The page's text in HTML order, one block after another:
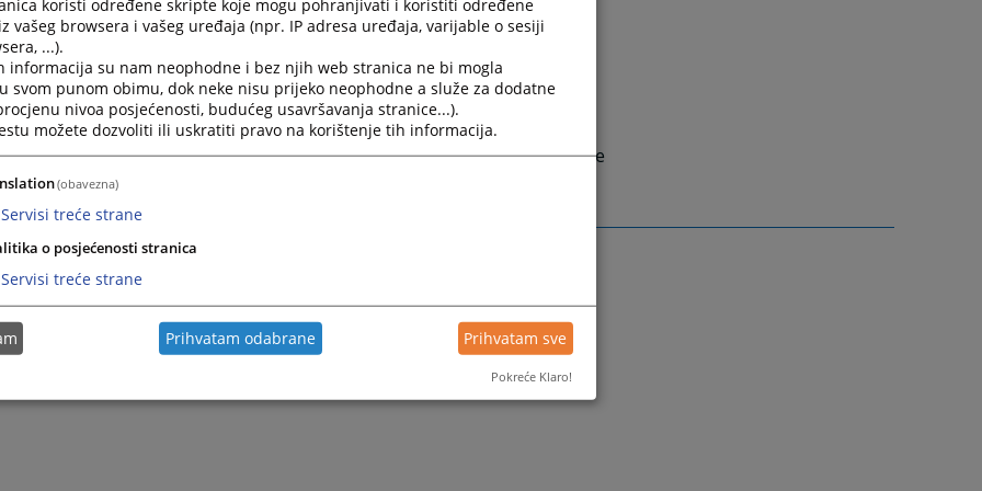
25 Kod 27.11.2025. godine, pravosnažna dana 27.12.2025. godine
25 K
od 17.12.2025. godine, pravosnažna dana 08.04.2026. godine
25 Kod 17.02.2026. godine, pravosnažna dana 10.03.2026. godine
25 Kod 17.02.2026. godine, pravosnažna dana 11.03.2026. godine
25 Kod 16.02.2026. godine, pravosnažna dana 09.03.2026. godine
koristi određene skripte koje mogu pohranjivati i koristiti određene
vašeg browsera i vašeg uređaja (npr. IP adresa uređaja, varijable o sesiji
...).
informacija su nam neophodne i bez njih web stranica ne bi mogla
svom punom obimu, dok neke nisu prijeko neophodne a služe za dodatne
nivoa posjećenosti, budućeg usavršavanja stranice...).
možete dozvoliti ili uskratiti pravo na korištenje tih informacija.
(obavezna)
Servisi treće strane
o posjećenosti stranica
Servisi treće strane
Prihvatam odabrane Prihvatam sve
Pokreće Klaro!